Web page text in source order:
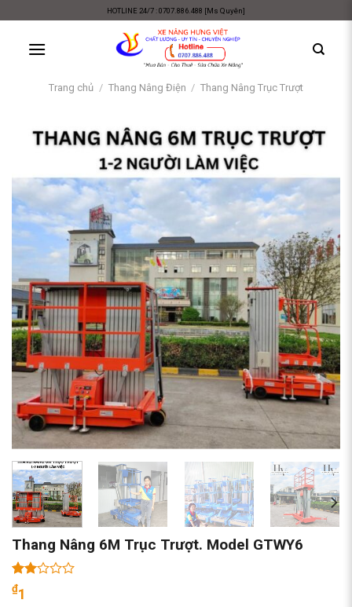
content
HOTLINE 24/7 : 0707.886.488 [Ms Quyên]
Trang chủ / Thang Nâng Điện / Thang Nâng Trục Trượt
Thang Nâng 6M Trục Trượt. Model GTWY6
2.00
trên
1
₫1